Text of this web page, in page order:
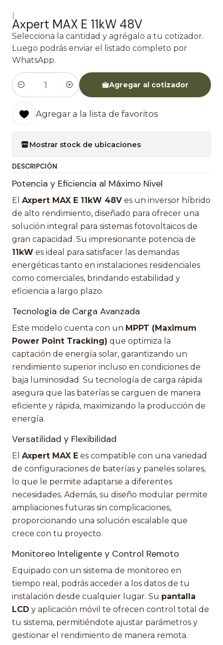
|
Axpert MAX E 11kW 48V
Cantidad
Agregar al cotizador
Selecciona la cantidad y agrégalo a tu cotizador.
Luego podrás enviar el listado completo por
WhatsApp.
Agregar a la lista de favoritos
Mostrar stock de ubicaciones
DESCRIPCIÓN
Potencia y Eficiencia al Máximo Nivel
El Axpert MAX E 11kW 48V es un inversor híbrido
de alto rendimiento, diseñado para ofrecer una
solución integral para sistemas fotovoltaicos de
gran capacidad. Su impresionante potencia de
11kW es ideal para satisfacer las demandas
energéticas tanto en instalaciones residenciales
como comerciales, brindando estabilidad y
eficiencia a largo plazo.
Tecnología de Carga Avanzada
Este modelo cuenta con un MPPT (Maximum
Power Point Tracking) que optimiza la
captación de energía solar, garantizando un
rendimiento superior incluso en condiciones de
baja luminosidad. Su tecnología de carga rápida
asegura que las baterías se carguen de manera
eficiente y rápida, maximizando la producción de
energía.
Versatilidad y Flexibilidad
El Axpert MAX E es compatible con una variedad
de configuraciones de baterías y paneles solares,
lo que le permite adaptarse a diferentes
necesidades. Además, su diseño modular permite
ampliaciones futuras sin complicaciones,
proporcionando una solución escalable que
crece con tu proyecto.
Monitoreo Inteligente y Control Remoto
Equipado con un sistema de monitoreo en
tiempo real, podrás acceder a los datos de tu
instalación desde cualquier lugar. Su pantalla
LCD y aplicación móvil te ofrecen control total de
tu sistema, permitiéndote ajustar parámetros y
gestionar el rendimiento de manera remota.